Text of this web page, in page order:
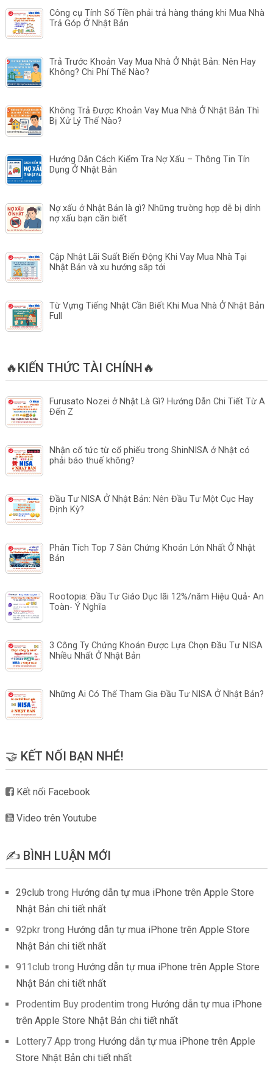
Công cụ Tính Số Tiền phải trả hàng tháng khi Mua Nhà
Trả Góp Ở Nhật Bản
Trả Trước Khoản Vay Mua Nhà Ở Nhật Bản: Nên Hay
Không? Chi Phí Thế Nào?
Không Trả Được Khoản Vay Mua Nhà Ở Nhật Bản Thì
Bị Xử Lý Thế Nào?
Hướng Dẫn Cách Kiểm Tra Nợ Xấu – Thông Tin Tín
Dụng Ở Nhật Bản
Nợ xấu ở Nhật Bản là gì? Những trường hợp dễ bị dính
nợ xấu bạn cần biết
Cập Nhật Lãi Suất Biến Động Khi Vay Mua Nhà Tại
Nhật Bản và xu hướng sắp tới
Từ Vựng Tiếng Nhật Cần Biết Khi Mua Nhà Ở Nhật Bản
Full
🔥KIẾN THỨC TÀI CHÍNH🔥
Furusato Nozei ở Nhật Là Gì? Hướng Dẫn Chi Tiết Từ A
Đến Z
Nhận cổ tức từ cổ phiếu trong ShinNISA ở Nhật có
phải báo thuế không?
Đầu Tư NISA Ở Nhật Bản: Nên Đầu Tư Một Cục Hay
Định Kỳ?
Phân Tích Top 7 Sàn Chứng Khoán Lớn Nhất Ở Nhật
Bản
Rootopia: Đầu Tư Giáo Dục lãi 12%/năm Hiệu Quả- An
Toàn- Ý Nghĩa
3 Công Ty Chứng Khoán Được Lựa Chọn Đầu Tư NISA
Nhiều Nhất Ở Nhật Bản
Những Ai Có Thể Tham Gia Đầu Tư NISA Ở Nhật Bản?
🤝 KẾT NỐI BẠN NHÉ!
Kết nối Facebook
Video trên Youtube
✍️ BÌNH LUẬN MỚI
29club trong Hướng dẫn tự mua iPhone trên Apple Store
Nhật Bản chi tiết nhất
92pkrtrong Hướng dẫn tự mua iPhone trên Apple Store
Nhật Bản chi tiết nhất
911club trong Hướng dẫn tự mua iPhone trên Apple Store
Nhật Bản chi tiết nhất
Prodentim Buy prodentim trong Hướng dẫn tự mua iPhone
trên Apple Store Nhật Bản chi tiết nhất
Lottery7 App trong Hướng dẫn tự mua iPhone trên Apple
Store Nhật Bản chi tiết nhất